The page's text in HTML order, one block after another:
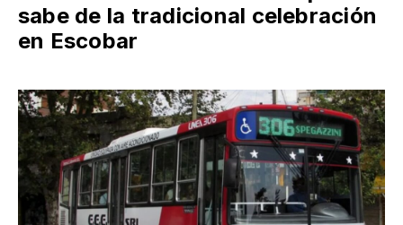
sabe de la tradicional celebración
en Escobar